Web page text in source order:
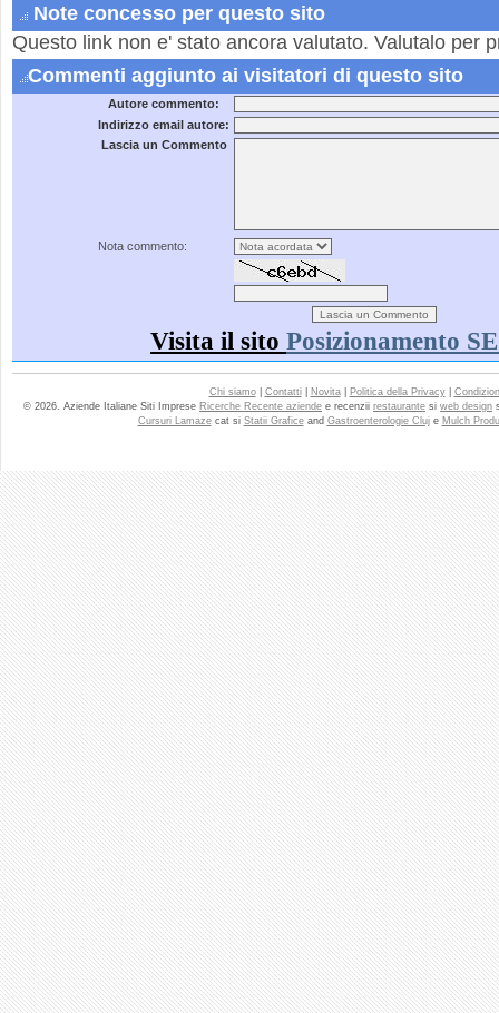
Note concesso per questo sito
Questo link non e' stato ancora valutato. Valutalo per
Commenti aggiunto ai visitatori di questo sito
Autore commento:
Indirizzo email autore:
Lascia un Commento
Nota commento:
Visita il sito Posizionamento
Chi siamo| Contatti| Novita| Politica della Privacy|
© 2026. Aziende Italiane Siti Imprese Ricerche Recente aziende e recenzii restaurante si web design
Cursuri Lamazecat si Statii Graficeand Gastroenterologie Cluje Mulch